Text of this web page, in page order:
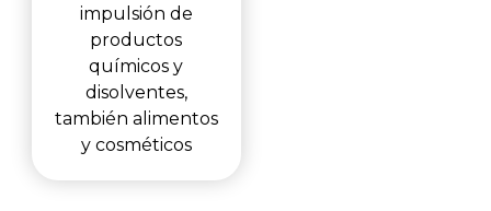
impulsión de
productos
químicos y
disolventes,
también alimentos
y cosméticos